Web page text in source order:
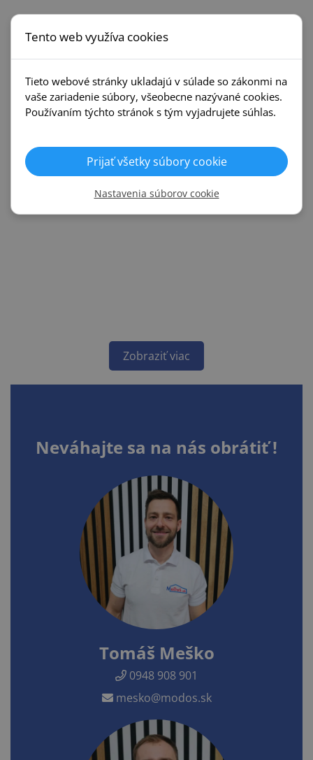
Zobraziť viac
Neváhajte sa na nás obrátiť !
Tomáš Meško
0948 908 901
mesko@modos.sk
Tento web využíva cookies
Tieto webové stránky ukladajú v súlade so zákonmi na
vaše zariadenie súbory, všeobecne nazývané cookies.
Používaním týchto stránok s tým vyjadrujete súhlas.
Prijať všetky súbory cookie
Nastavenia súborov cookie